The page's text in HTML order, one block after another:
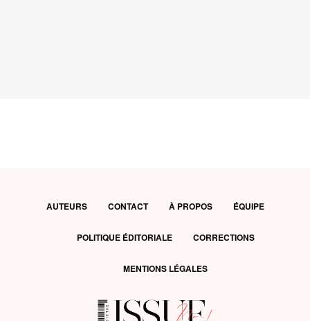
AUTEURS CONTACT À PROPOS ÉQUIPE
POLITIQUE ÉDITORIALE CORRECTIONS
MENTIONS LÉGALES